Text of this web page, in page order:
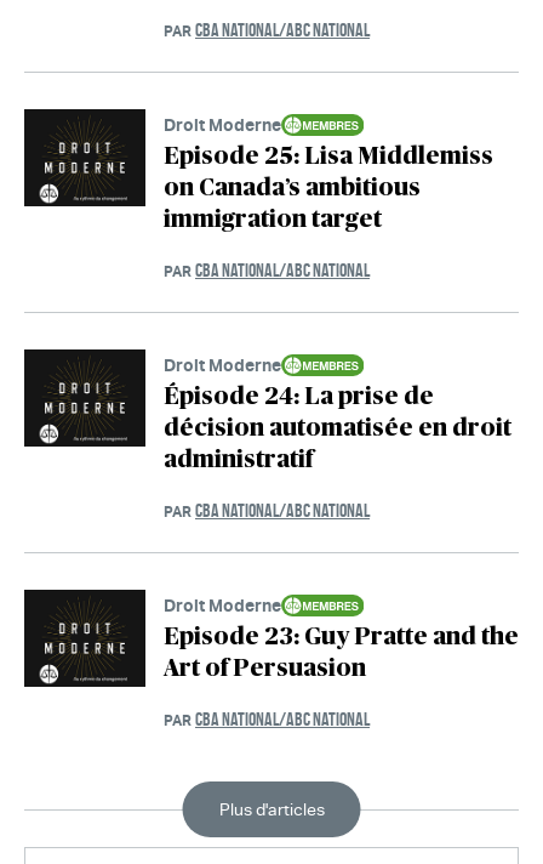
PAR CBA NATIONAL/ABC NATIONAL
Droit Moderne
Episode 25: Lisa Middlemiss
on Canada’s ambitious
immigration target
PAR CBA NATIONAL/ABC NATIONAL
Droit Moderne
Épisode 24: La prise de
décision automatisée en droit
administratif
PAR CBA NATIONAL/ABC NATIONAL
Droit Moderne
Episode 23: Guy Pratte and the
Art of Persuasion
PAR CBA NATIONAL/ABC NATIONAL
Plus d'articles